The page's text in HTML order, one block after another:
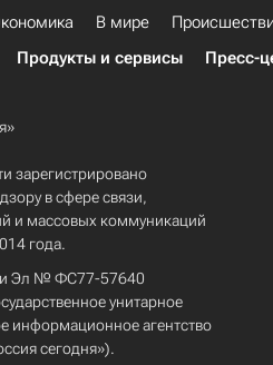
В мире
Продукты и сервисы Пресс-
зарегистрировано
в сфере связи,
и массовых коммуникаций
года.
Эл № ФС77-57640
унитарное
информационное агентство
сегодня»).